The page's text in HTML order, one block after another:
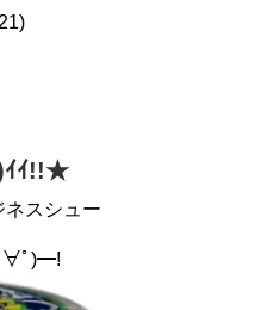
ｲｲ!!★
スシュー
∀ﾟ)━!